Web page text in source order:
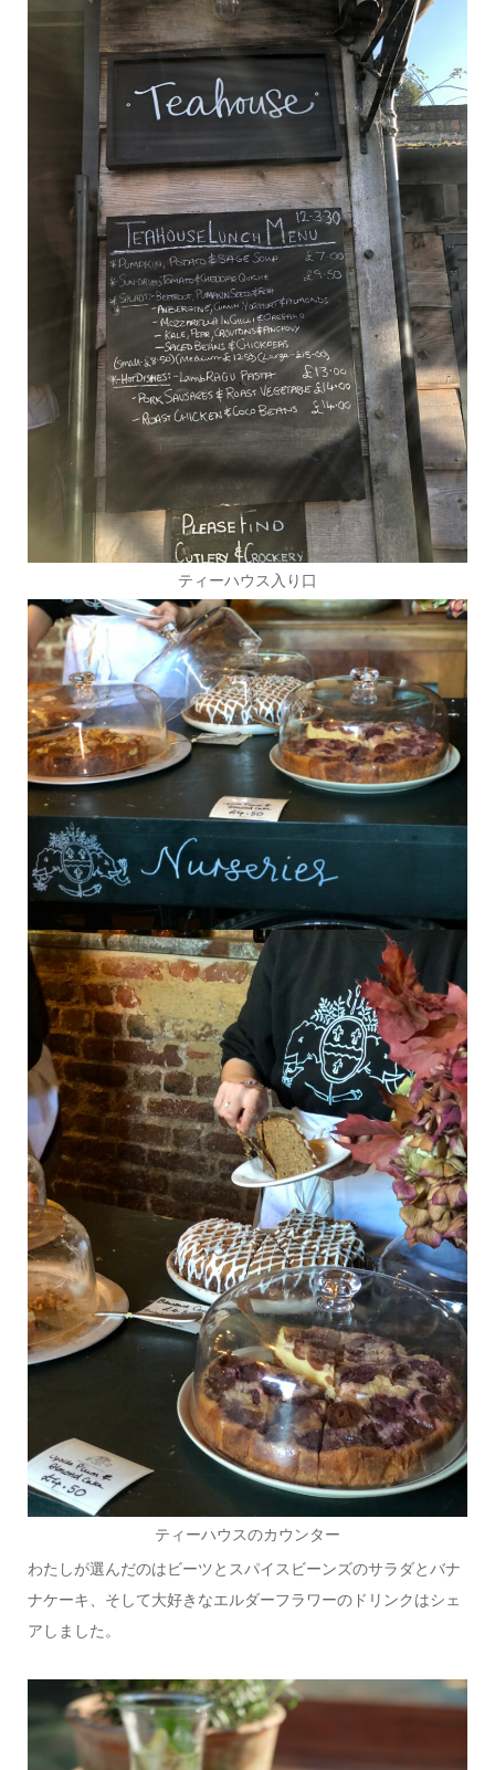
ティーハウス入り口
ティーハウスのカウンター
わたしが選んだのはビーツとスパイスビーンズのサラダとバナ
ナケーキ、そして大好きなエルダーフラワーのドリンクはシェ
アしました。